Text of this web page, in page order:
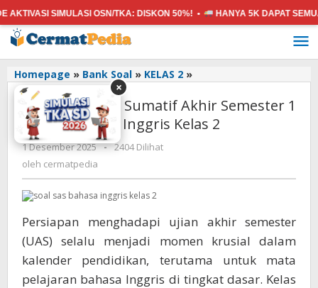
Lewati
ke
konten
SIMULASI OSN/TKA: DISKON 50%! • HANYA 5KDAPAT SEMUA MATA
Homepage » Bank Soal » KELAS 2 »Download
Sumatif
Akhir
Semester
1)
Kelas
2
Download Soal Sumatif Akhir Semester 1
(SAS 1) Bahasa Inggris Kelas 2
1 Desember 2025 oleh
- 2404 Dilihat
oleh cermatpedia
Persiapan menghadapi ujian akhir semester
(UAS) selalu menjadi momen krusial dalam
kalender pendidikan, terutama untuk mata
pelajaran bahasa Inggris di tingkat dasar. Kelas
×